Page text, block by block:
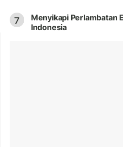
7
Menyikapi Perlambatan
Indonesia